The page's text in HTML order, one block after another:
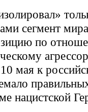
сегмент
по
мая к
нацистской